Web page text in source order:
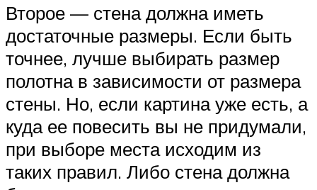
Второе — стена должна иметь
достаточные размеры. Если быть
точнее, лучше выбирать размер
полотна в зависимости от размера
стены. Но, если картина уже есть, а
куда ее повесить вы не придумали,
при выборе места исходим из
таких правил. Либо стена должна